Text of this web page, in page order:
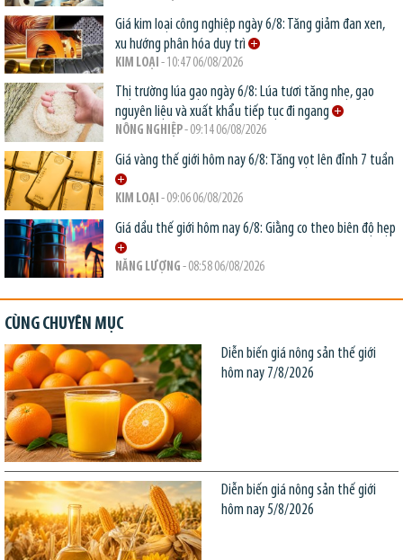
Giá kim loại công nghiệp ngày 6/8: Tăng giảm đan xen,
xu hướng phân hóa duy trì
KIM LOẠI - 10:47 06/08/2026
Thị trường lúa gạo ngày 6/8: Lúa tươi tăng nhẹ, gạo
nguyên liệu và xuất khẩu tiếp tục đi ngang
NÔNG NGHIỆP- 09:14 06/08/2026
Giá vàng thế giới hôm nay 6/8: Tăng vọt lên đỉnh 7 tuần
KIM LOẠI - 09:06 06/08/2026
Giá dầu thế giới hôm nay 6/8: Giằng co theo biên độ hẹp
NĂNG LƯỢNG - 08:58 06/08/2026
CÙNG CHUYÊN MỤC
Diễn biến giá nông sản thế giới
hôm nay 7/8/2026
Diễn biến giá nông sản thế giới
hôm nay 5/8/2026